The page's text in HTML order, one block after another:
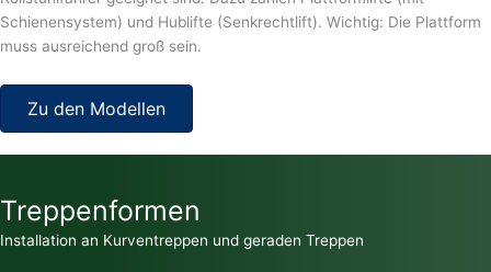
Schienensystem) und Hublifte (Senkrechtlift). Wichtig: Die Plattform
muss ausreichend groß sein.
Zu den Modellen
Treppenformen
Installation an Kurventreppen und geraden Treppen